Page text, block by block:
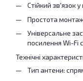
Стійкий зв'язок
Простота
Універсальне
посилення Wi-Fi
Технічні
Тип антени: